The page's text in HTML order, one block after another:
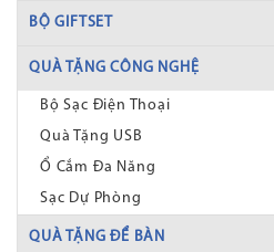
BỘ GIFTSET
QUÀ TẶNG CÔNG NGHỆ
Bộ Sạc Điện Thoại
Quà Tặng USB
Ổ Cắm Đa Năng
Sạc Dự Phòng
QUÀ TẶNG ĐỂ BÀN